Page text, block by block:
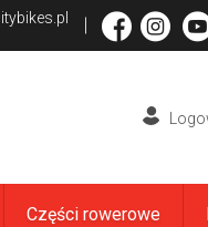
Części rowerowe